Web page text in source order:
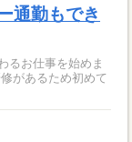
通勤もでき
るお仕事を始めま